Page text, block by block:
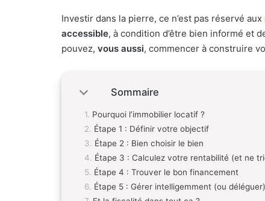
Investir dans la pierre, ce n’est pas réservé aux
accessible, à condition d’être bien informé et
pouvez, vous aussi, commencer à construire
Sommaire
Pourquoi l’immobilier locatif ?
Étape 1 : Définir votre objectif
Étape 2 : Bien choisir le bien
Étape 3 : Calculez votre rentabilité (et ne
Étape 4 : Trouver le bon financement
Étape 5 : Gérer intelligemment (ou déléguer)